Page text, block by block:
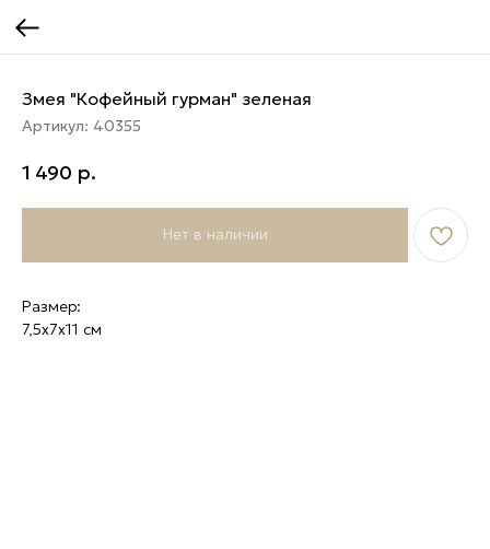
Змея "Кофейный гурман" зеленая
Артикул: 40355
1 490 р.
Нет в наличии
Размер:
7,5х7х11 см